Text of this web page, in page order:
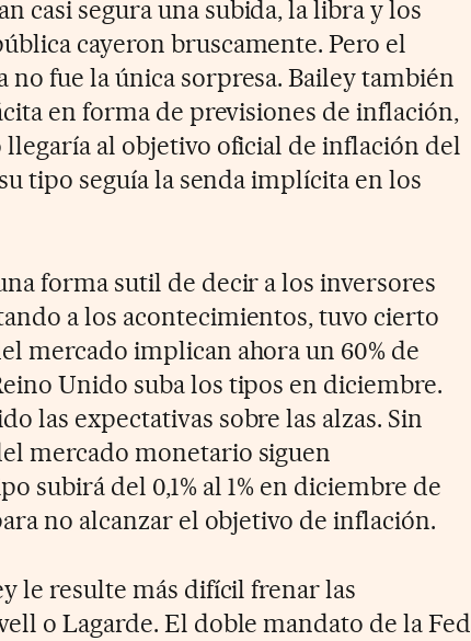
casi segura una subida, la libra y los
cayeron bruscamente. Pero el
no fue la única sorpresa. Bailey también
en forma de previsiones de inflación,
llegaría al objetivo oficial de inflación del
tipo seguía la senda implícita en los
forma sutil de decir a los inversores
a los acontecimientos, tuvo cierto
mercado implican ahora un 60% de
Unido suba los tipos en diciembre.
las expectativas sobre las alzas. Sin
mercado monetario siguen
subirá del 0,1% al 1% en diciembre de
no alcanzar el objetivo de inflación.
le resulte más difícil frenar las
o Lagarde. El doble mandato de la Fed